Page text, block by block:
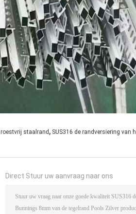
staalrand , SUS316 de randversiering van
Direct Stuur uw aanvraag naar ons